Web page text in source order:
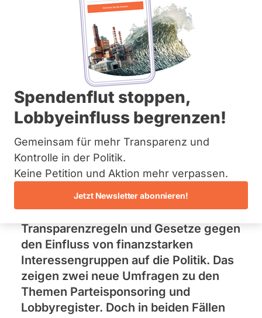
Bremen
Hamburg
Hessen
Mecklenburg-Vorpommern
Niedersachsen
Nordrhein-Westfalen
Rheinland-Pfalz
Saarland
Sachsen
Sachsen-Anhalt
Sachsen-Anhalt
Schleswig-Holstein
Thüringen
Archiv
Spenden
Spendenflut stoppen,
Lobbyeinfluss begrenzen!
Gemeinsam für mehr Transparenz und
Kontrolle in der Politik.
Keine Petition und Aktion mehr verpassen.
Jetzt Newsletter abonnieren!
Informationen.
Unsere Forderungen
Neue Umfrage: 77
Prozent fordern
strengere Regeln gegen
geheimen Lobbyismus
Eine große Mehrheit der Bürgerinnen
und Bürger verlangt strenge
Transparenzregeln und Gesetze gegen
den Einfluss von finanzstarken
Interessengruppen auf die Politik. Das
zeigen zwei neue Umfragen zu den
Themen Parteisponsoring und
Lobbyregister. Doch in beiden Fällen